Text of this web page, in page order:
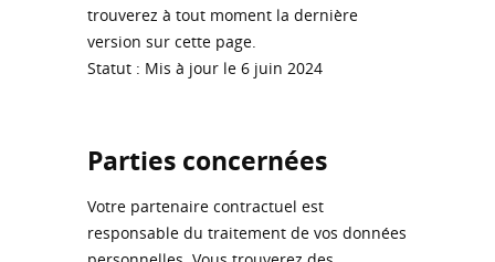
trouverez à tout moment la dernière
version sur cette page.
Statut : Mis à jour le 6 juin 2024
Parties concernées
Votre partenaire contractuel est
responsable du traitement de vos données